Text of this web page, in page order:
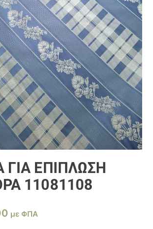
ΕΠΊΠΛΩΣΗ
11081108
Ημε ΦΠΑ